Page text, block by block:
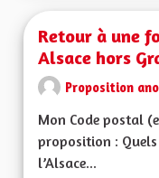
Retour à une
Alsace hors
Proposition
Mon Code postal
proposition :
l’Alsace...